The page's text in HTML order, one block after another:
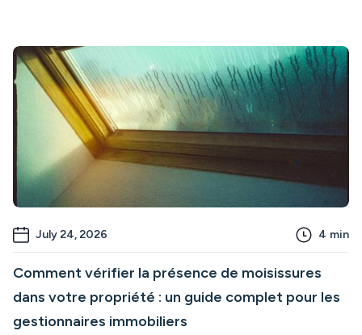
July 24, 2026 4 min
Comment vérifier la présence de moisissures
dans votre propriété : un guide complet pour les
gestionnaires immobiliers